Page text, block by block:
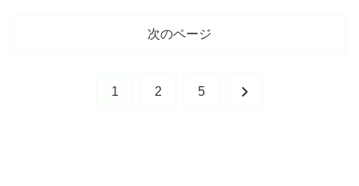
次のページ
1 2 5 次